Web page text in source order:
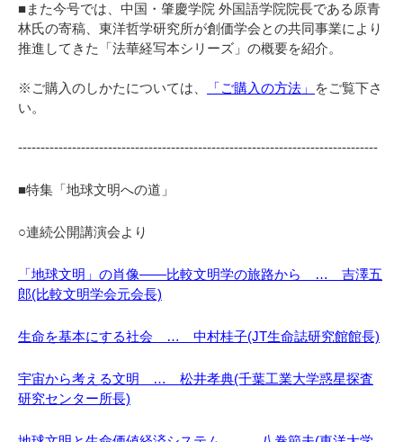
■また今号では、中国・肇慶学院 外国語学院院長である原青
林氏の寄稿、東洋哲学研究所が創価学会との共同事業により
推進してきた「法華経写本シリーズ」の概要を紹介。
※ご購入のしかたについては、 「ご購入の方法」
をご覧下さ
い。
--------------------------------------------------------------------------------
■特集「地球文明への道」
○連続公開講演会より
「地球文明」の肖像――比較文明学の旅路から … 吉澤五
郎(比較文明学会元会長)
生命を基本にする社会 … 中村桂子(JT生命誌研究館館長)
宇宙から考える文明 … 松井孝典(千葉工業大学惑星探査
研究センター所長)